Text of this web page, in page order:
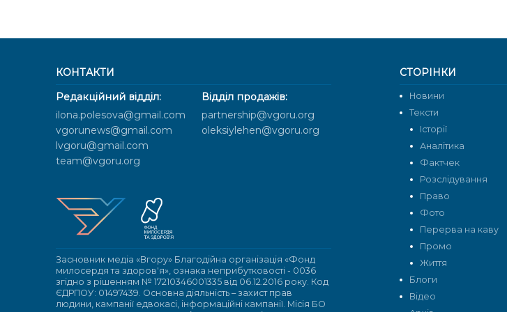
КОНТАКТИ
Редакційний відділ:
ilona.polesova@gmail.com
vgorunews@gmail.com
lvgoru@gmail.com
team@vgoru.org
Відділ продажів:
partnership@vgoru.org
oleksiylehen@vgoru.org
Засновник медіа «Вгору» Благодійна організація «Фонд
милосердя та здоров'я», ознака неприбутковості - 0036
згідно з рішенням № 17210346001335 від 06.12.2016 року. Код
ЄДРПОУ: 01497439. Основна діяльність – захист прав
людини, кампанії едвокасі, інформаційні кампанії. Місія БО
СТОРІНКИ
Новини
Тексти
Історії
Аналітика
Фактчек
Розслідування
Право
Фото
Перерва на каву
Промо
Життя
Блоги
Відео